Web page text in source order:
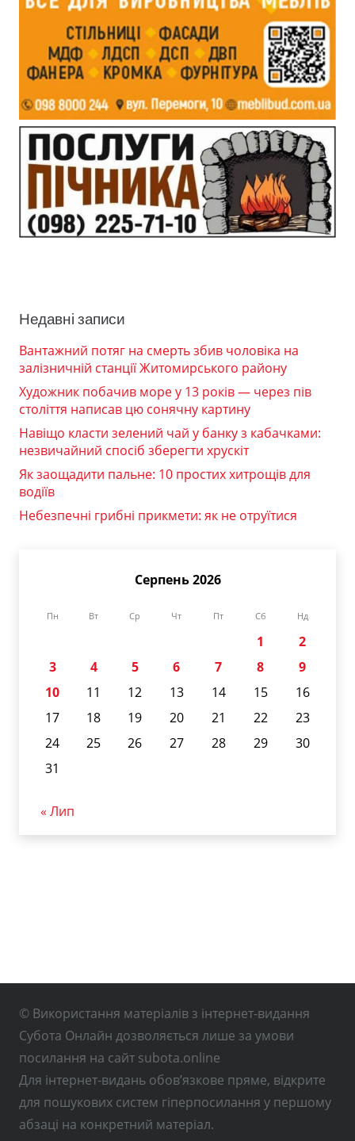
Недавні записи
Вантажний потяг на смерть збив чоловіка на
залізничній станції Житомирського району
Художник побачив море у 13 років — через пів
століття написав цю сонячну картину
Навіщо класти зелений чай у банку з кабачками:
незвичайний спосіб зберегти хрускіт
Як заощадити пальне: 10 простих хитрощів для
водіїв
Небезпечні грибні прикмети: як не отруїтися
Серпень 2026
Пн Вт Ср Чт Пт Сб Нд
1
2
3
4 5 6 7 8
9
10
11 12 13 14 15
16
17
18 19 20 21 22
23
24
25 26 27 28 29
30
31
« Лип
© Використання матеріалів з інтернет-видання
Субота Онлайн дозволяється лише за умови
посилання на сайт subota.online
Для інтернет-видань обов’язкове пряме, відкрите
для пошукових систем гіперпосилання у першому
абзаці на конкретний матеріал.